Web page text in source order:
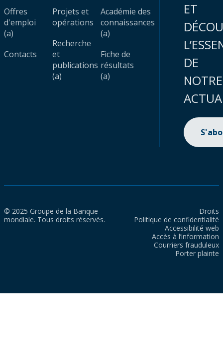
Offres
d'emploi
(a)
Contacts
Projets et
opérations
Recherche
et
publications
(a)
Académie des
connaissances
(a)
Fiche de
résultats
(a)
ET
DE
NOTRE
© 2025 Groupe de la Banque
mondiale. Tous droits réservés.
Droits
Politique de confidentialité
Accessibilité web
Accès à l’information
Courriers frauduleux
Porter plainte